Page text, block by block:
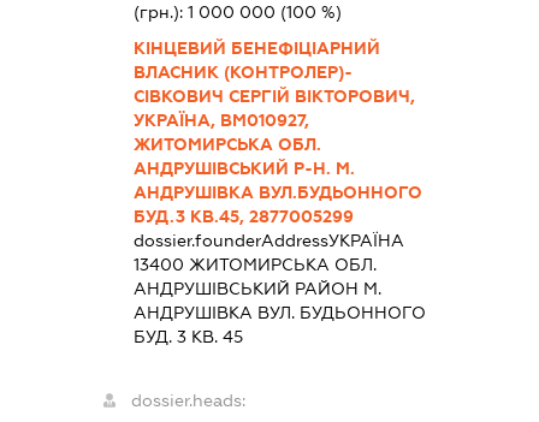
(грн.): 1 000 000 (100 %)
КІНЦЕВИЙ БЕНЕФІЦІАРНИЙ
ВЛАСНИК (КОНТРОЛЕР)-
СІВКОВИЧ СЕРГІЙ ВІКТОРОВИЧ,
УКРАЇНА, ВМ010927,
ЖИТОМИРСЬКА ОБЛ.
АНДРУШІВСЬКИЙ Р-Н. М.
АНДРУШІВКА ВУЛ.БУДЬОННОГО
БУД.3 КВ.45, 2877005299
dossier.founderAddressУКРАЇНА
13400 ЖИТОМИРСЬКА ОБЛ.
АНДРУШIВСЬКИЙ РАЙОН М.
АНДРУШІВКА ВУЛ. БУДЬОННОГО
БУД. 3 КВ. 45
dossier.heads: